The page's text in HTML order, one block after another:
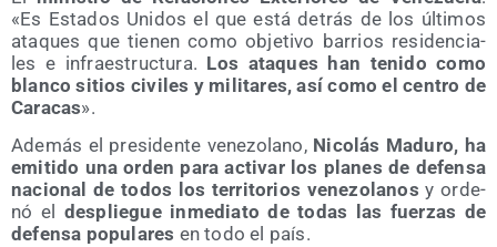
«Es Esta­dos Uni­dos el que está detrás de los últi­mos
ata­ques que tie­nen como obje­ti­vo barrios resi­den­cia­
les e infra­es­truc­tu­ra. Los ata­ques han teni­do como
blan­co sitios civi­les y mili­ta­res, así como el cen­tro de
Cara­cas».
Ade­más el pre­si­den­te vene­zo­lano, Nico­lás Madu­ro, ha
emi­ti­do una orden para acti­var los pla­nes de defen­sa
nacio­nal de todos los terri­to­rios vene­zo­la­nos y orde­
nó el des­plie­gue inme­dia­to de todas las fuer­zas de
defen­sa popu­la­res en todo el país.